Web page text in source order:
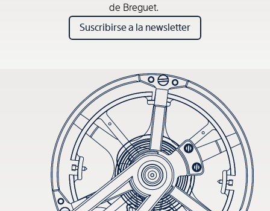
de Breguet.
Suscribirse a la newsletter